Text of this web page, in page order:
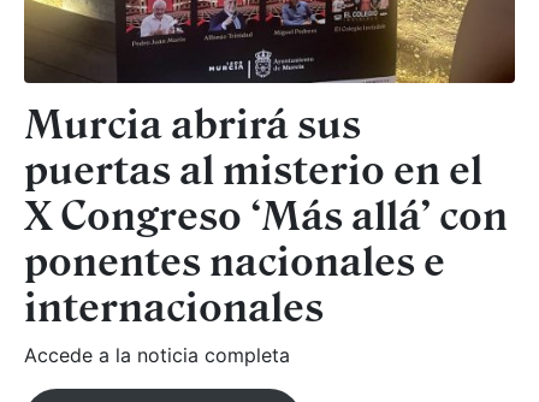
Murcia abrirá sus
puertas al misterio en el
X Congreso ‘Más allá’ con
ponentes nacionales e
internacionales
Accede a la noticia completa